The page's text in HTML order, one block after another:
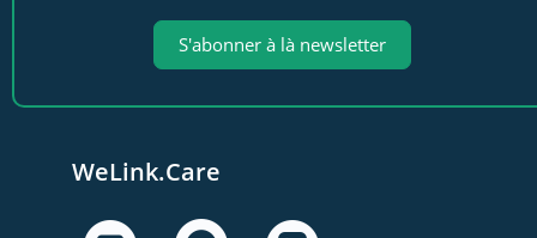
S'abonner à là newsletter
WeLink.Care